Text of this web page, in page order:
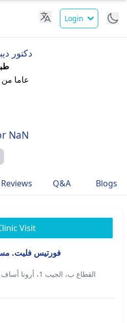
Login
دكتور
16 عاما
NaN
Reviews Q&A Blogs
Visit
فورتيس فليت.
القطاع ب، الجيب 1، أرونا أساف علي مارج، مقابل كيشانجاره